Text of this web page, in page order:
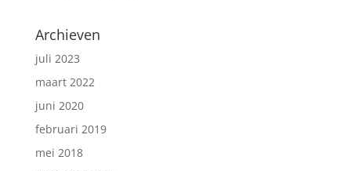
Archieven
juli 2023
maart 2022
juni 2020
februari 2019
mei 2018